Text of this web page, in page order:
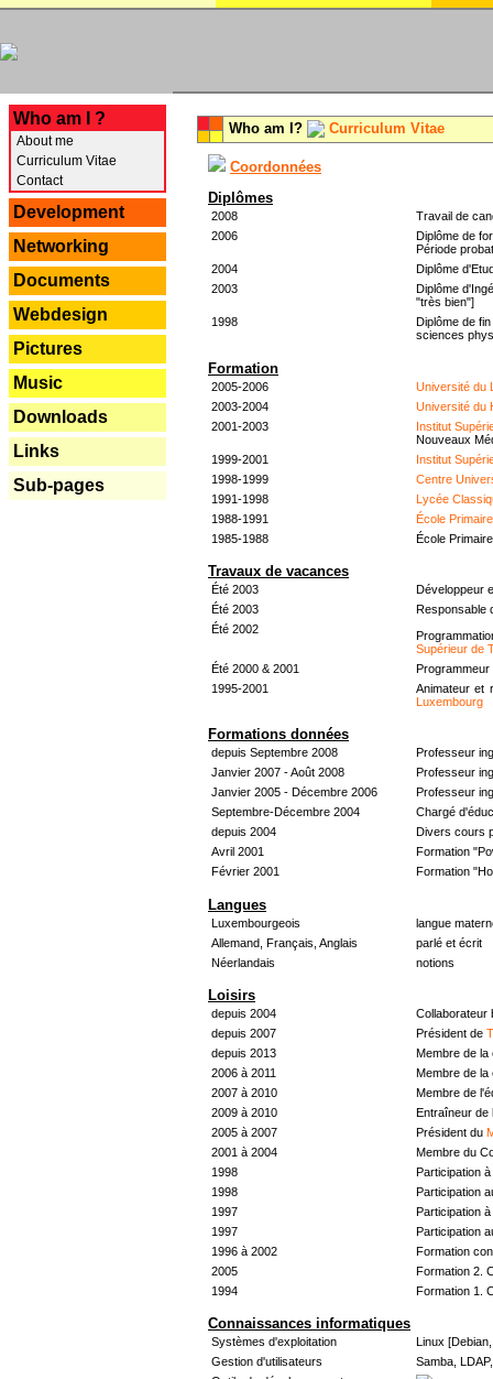
Who am I ?
About me
Curriculum Vitae
Contact
Development
Networking
Documents
Webdesign
Pictures
Music
Downloads
Links
Sub-pages
Who am I? Curriculum Vitae
Coordonnées
Diplômes
2008
Travail de
2006
Diplôme de
Période
2004
Diplôme
2003
Diplôme
"très bien"]
1998
Diplôme de
sciences
Formation
2005-2006
Université du
2003-2004
Université du
2001-2003
Institut
Nouveaux
1999-2001
Institut
1998-1999
Centre
1991-1998
Lycée
1988-1991
École
1985-1988
École
Travaux de vacances
Été 2003
Développeur
Été 2003
Responsable
Été 2002
Supérieur de
Été 2000 & 2001
Programmeur
1995-2001
Animateur et
Luxembourg
Formations données
depuis Septembre 2008
Professeur
Janvier 2007 - Août 2008
Professeur
Janvier 2005 - Décembre 2006
Professeur
Septembre-Décembre 2004
Chargé
depuis 2004
Divers cours
Avril 2001
Formation
Février 2001
Formation
Langues
Luxembourgeois
langue
Allemand, Français, Anglais
parlé et écrit
Néerlandais
notions
Loisirs
depuis 2004
Collaborateur
depuis 2007
Président de
depuis 2013
Membre de
2006 à 2011
Membre de
2007 à 2010
Membre de
2009 à 2010
Entraîneur de
2005 à 2007
Président du
2001 à 2004
Membre du
1998
Participation à
1998
Participation
1997
Participation à
1997
Participation
1996 à 2002
Formation
2005
Formation 2.
1994
Formation 1.
Connaissances informatiques
Systèmes d'exploitation
Linux
Gestion d'utilisateurs
Samba,